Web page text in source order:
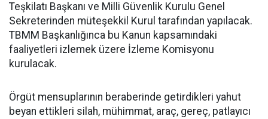
Teşkilatı Başkanı ve Milli Güvenlik Kurulu Genel
Sekreterinden müteşekkil Kurul tarafından yapılacak.
TBMM Başkanlığınca bu Kanun kapsamındaki
faaliyetleri izlemek üzere İzleme Komisyonu
kurulacak.
Örgüt mensuplarının beraberinde getirdikleri yahut
beyan ettikleri silah, mühimmat, araç, gereç, patlayıcı